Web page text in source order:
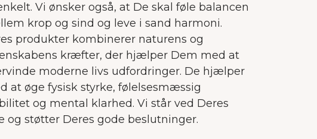
Vi ønsker også, at De skal føle balancen
krop og sind og leve i sand harmoni.
produkter kombinerer naturens og
kræfter, der hjælper Dem med at
moderne livs udfordringer. De hjælper
at øge fysisk styrke, følelsesmæssig
og mental klarhed. Vi står ved Deres
og støtter Deres gode beslutninger.
hjælper os
cookies